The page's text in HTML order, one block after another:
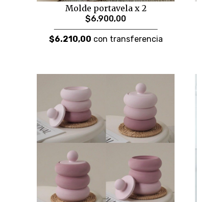
Molde portavela x 2
$6.900,00
$6.210,00 con transferencia